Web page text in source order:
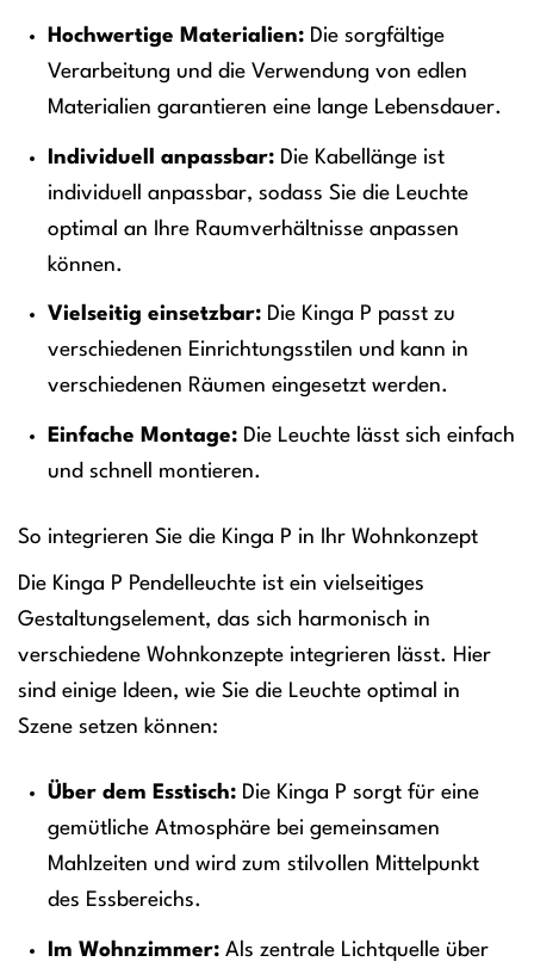
Hochwertige Materialien:Die sorgfältige
Verarbeitung und die Verwendung von edlen
Materialien garantieren eine lange Lebensdauer.
Individuell anpassbar:Die Kabellänge ist
individuell anpassbar, sodass Sie die Leuchte
optimal an Ihre Raumverhältnisse anpassen
können.
Vielseitig einsetzbar:Die Kinga P passt zu
verschiedenen Einrichtungsstilen und kann in
verschiedenen Räumen eingesetzt werden.
Einfache Montage:Die Leuchte lässt sich einfach
und schnell montieren.
So integrieren Sie die Kinga P in Ihr Wohnkonzept
Die Kinga P Pendelleuchte ist ein vielseitiges
Gestaltungselement, das sich harmonisch in
verschiedene Wohnkonzepte integrieren lässt. Hier
sind einige Ideen, wie Sie die Leuchte optimal in
Szene setzen können:
Über dem Esstisch:Die Kinga P sorgt für eine
gemütliche Atmosphäre bei gemeinsamen
Mahlzeiten und wird zum stilvollen Mittelpunkt
des Essbereichs.
Im Wohnzimmer:Als zentrale Lichtquelle über